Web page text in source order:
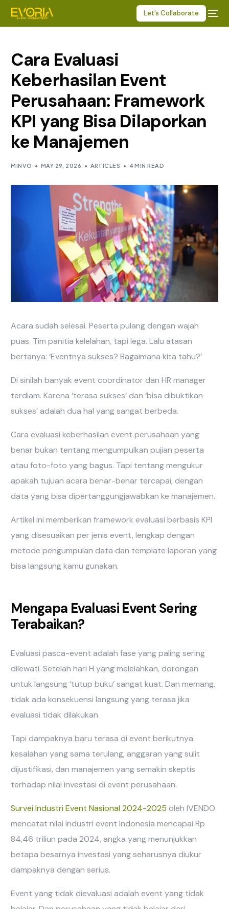
Let’s Collaborate
Cara Evaluasi
Keberhasilan Event
Perusahaan: Framework
KPI yang Bisa Dilaporkan
ke Manajemen
MINVO MAY 29, 2026 ARTICLES 4 MIN READ
Acara sudah selesai. Peserta pulang dengan wajah
puas. Tim panitia kelelahan, tapi lega. Lalu atasan
bertanya: ‘Eventnya sukses? Bagaimana kita tahu?’
Di sinilah banyak event coordinator dan HR manager
terdiam. Karena ‘terasa sukses’ dan ‘bisa dibuktikan
sukses’ adalah dua hal yang sangat berbeda.
Cara evaluasi keberhasilan event perusahaan yang
benar bukan tentang mengumpulkan pujian peserta
atau foto-foto yang bagus. Tapi tentang mengukur
apakah tujuan acara benar-benar tercapai, dengan
data yang bisa dipertanggungjawabkan ke manajemen.
Artikel ini memberikan framework evaluasi berbasis KPI
yang disesuaikan per jenis event, lengkap dengan
metode pengumpulan data dan template laporan yang
bisa langsung kamu gunakan.
Mengapa Evaluasi Event Sering
Terabaikan?
Evaluasi pasca-event adalah fase yang paling sering
dilewati. Setelah hari H yang melelahkan, dorongan
untuk langsung ‘tutup buku’ sangat kuat. Dan memang,
tidak ada konsekuensi langsung yang terasa jika
evaluasi tidak dilakukan.
Tapi dampaknya baru terasa di event berikutnya:
kesalahan yang sama terulang, anggaran yang sulit
dijustifikasi, dan manajemen yang semakin skeptis
terhadap nilai investasi di event perusahaan.
Survei Industri Event Nasional 2024-2025 oleh IVENDO
mencatat nilai industri event Indonesia mencapai Rp
84,46 triliun pada 2024, angka yang menunjukkan
betapa besarnya investasi yang seharusnya diukur
dampaknya dengan serius.
Event yang tidak dievaluasi adalah event yang tidak